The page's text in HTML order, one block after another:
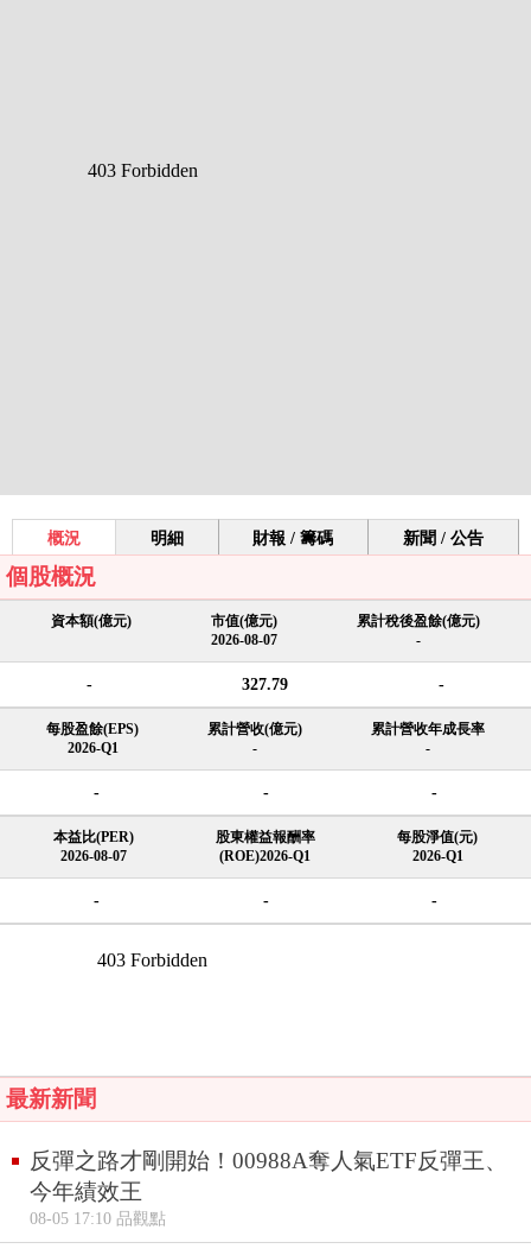
概況 明細 財報 / 籌碼 新聞 / 公告
個股概況
資本額(億元)
市值(億元)
2026-08-07
累計稅後盈餘(億元)
-
- 327.79 -
每股盈餘(EPS)
2026-Q1
累計營收(億元)
-
累計營收年成長率
-
- - -
本益比(PER)
2026-08-07
股東權益報酬率
(ROE)2026-Q1
每股淨值(元)
2026-Q1
- - -
最新新聞
反彈之路才剛開始！00988A奪人氣ETF反彈王、
今年績效王
08-05 17:10 品觀點